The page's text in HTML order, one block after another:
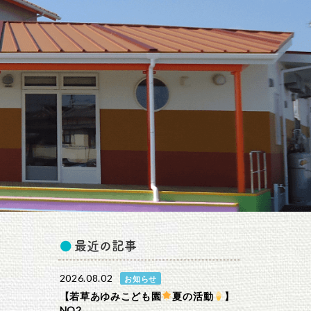
最近の記事
2026.08.02 お知らせ
【若草あゆみこども園 夏の活動
】